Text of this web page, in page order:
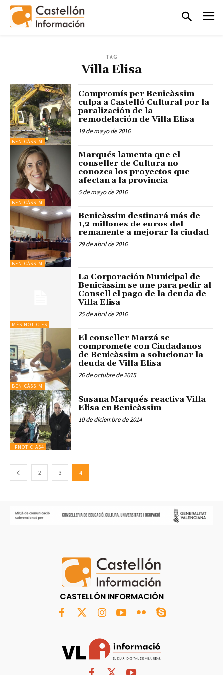
TAG
Villa Elisa
BENICÀSSIM
Compromís per Benicàssim
culpa a Castelló Cultural por la
paralización de la
remodelación de Villa Elisa
19 de mayo de 2016
BENICÀSSIM
Marqués lamenta que el
conseller de Cultura no
conozca los proyectos que
afectan a la provincia
5 de mayo de 2016
BENICÀSSIM
Benicàssim destinará más de
1,2 millones de euros del
remanente a mejorar la ciudad
29 de abril de 2016
MÉS NOTÍCIES
La Corporación Municipal de
Benicàssim se une para pedir al
Consell el pago de la deuda de
Villa Elisa
25 de abril de 2016
BENICÀSSIM
El conseller Marzá se
compromete con Ciudadanos
de Benicàssim a solucionar la
deuda de Villa Elisa
26 de octubre de 2015
_PNOTICIAS4
Susana Marqués reactiva Villa
Elisa en Benicàssim
10 de diciembre de 2014
2 3 4
CASTELLÓN INFORMACIÓN